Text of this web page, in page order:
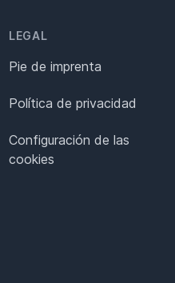
LEGAL
Pie de imprenta
Política de privacidad
Configuración de las
cookies